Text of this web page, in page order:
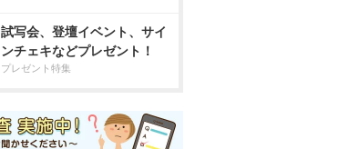
試写会、登壇イベント、サイ
ンチェキなどプレゼント！
プレゼント特集